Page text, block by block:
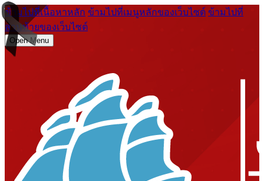
ข้ามไปที่เนื้อหาหลัก ข้ามไปที่เมนูหลักของเว็บไซต์ ข้ามไปที่
ส่วนท้ายของเว็บไซต์
Open Menu